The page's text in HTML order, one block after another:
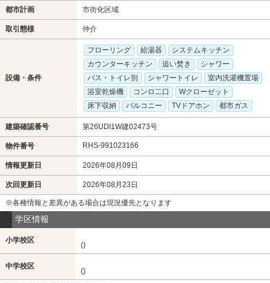
都市計画 市街化区域
取引態様 仲介
設備・条件
フローリング 給湯器
システムキッチン
カウンターキッチン
追い焚き
シャワー
バス・トイレ別
シャワートイレ
室内洗濯機置場
浴室乾燥機
コンロ二口
Wクローゼット
床下収納
バルコニー TVドアホン 都市ガス
建築確認番号 第26UDI1W建02473号
物件番号 RHS-991023166
情報更新日 2026年08月09日
次回更新日 2026年08月23日
※各種情報と差異がある場合は現況優先となります
学区情報
小学校区
()
中学校区
()